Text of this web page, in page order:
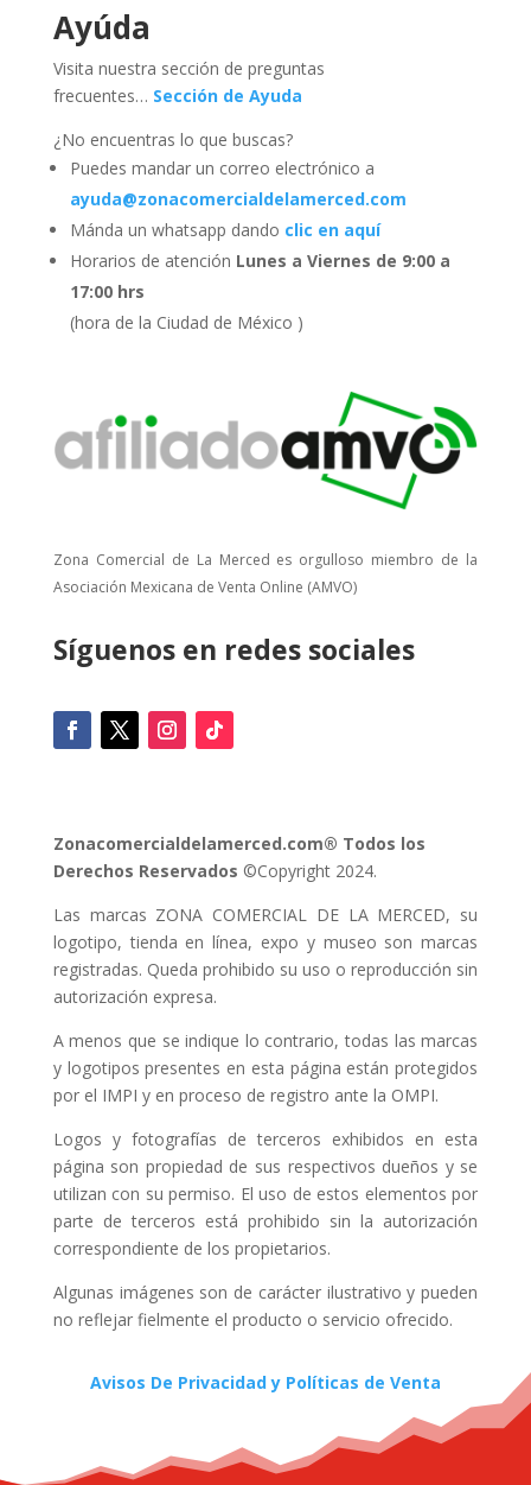
Ayúda
Visita nuestra sección de preguntas
frecuentes… Sección de Ayuda
¿No encuentras lo que buscas?
Puedes mandar un correo electrónico a
ayuda@zonacomercialdelamerced.com
Mánda un whatsapp dando clic en aquí
Horarios de atención Lunes a Viernes de 9:00 a
17:00 hrs
(hora de la Ciudad de México )
Zona Comercial de La Merced es orgulloso miembro de la
Asociación Mexicana de Venta Online (AMVO)
Síguenos en redes sociales
Zonacomercialdelamerced.com® Todos los
Derechos Reservados ©Copyright 2024.
Las marcas ZONA COMERCIAL DE LA MERCED, su
logotipo, tienda en línea, expo y museo son marcas
registradas. Queda prohibido su uso o reproducción sin
autorización expresa.
A menos que se indique lo contrario, todas las marcas
y logotipos presentes en esta página están protegidos
por el IMPI y en proceso de registro ante la OMPI.
Logos y fotografías de terceros exhibidos en esta
página son propiedad de sus respectivos dueños y se
utilizan con su permiso. El uso de estos elementos por
parte de terceros está prohibido sin la autorización
correspondiente de los propietarios.
Algunas imágenes son de carácter ilustrativo y pueden
no reflejar fielmente el producto o servicio ofrecido.
Avisos De Privacidad y Políticas de Venta